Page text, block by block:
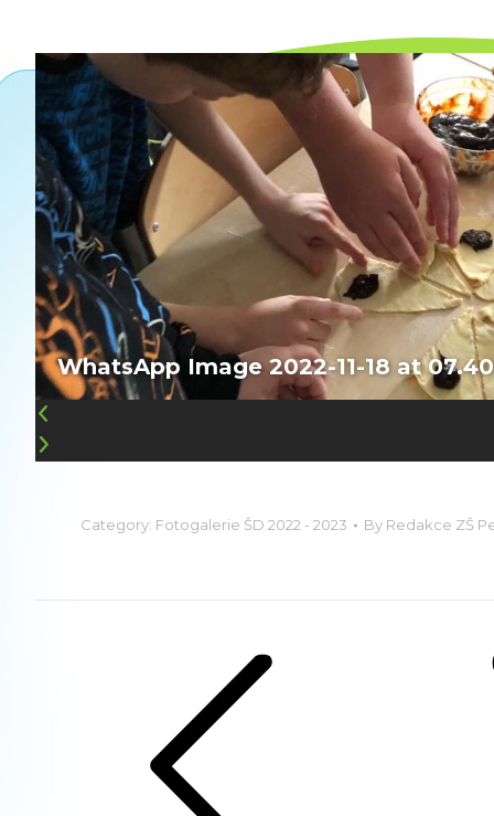
WhatsApp Image 2022-11-18 at
Category: Fotogalerie ŠD 2022 - 2023 By Redakce ZŠ
Album
navigation